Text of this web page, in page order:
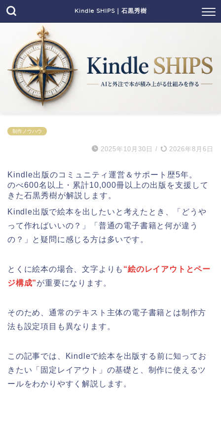
Kindle SHIPS｜石黒秀樹
制作ノウハウ
2025年10月30日 / 2026年8月6日
Kindle出版のコミュニティ運営＆サポート歴5年。
のべ600名以上・累計10,000冊以上の出版を支援して
きた石黒秀樹が解説します。
Kindle出版で絵本を出したいと考えたとき、「どうや
って作ればいいの？」「普通の電子書籍と何が違う
の？」と疑問に感じる方は多いです。
とくに絵本の場合、文字よりも “絵のレイアウトとペー
ジ構成”が重要になります。
そのため、通常のテキスト主体の電子書籍とは制作方
法も設定項目も異なります。
この記事では、Kindleで絵本を出版する前に知ってお
きたい「固定レイアウト」の基礎と、制作に使えるツ
ールをわかりやすく解説します。